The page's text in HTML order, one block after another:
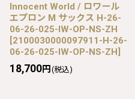
Innocent World / ロワール
エプロン M サックス H-26-
06-26-025-IW-OP-NS-ZH
[2100030000097911-H-26-
06-26-025-IW-OP-NS-ZH]
18,700円 (税込)